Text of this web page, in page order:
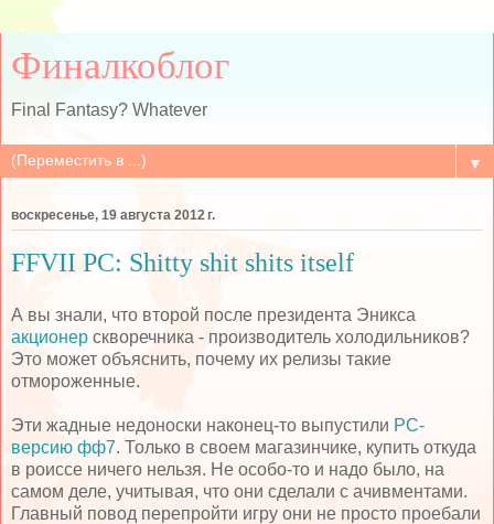
Финалкоблог
Final Fantasy? Whatever
▼
воскресенье, 19 августа 2012 г.
FFVII PC: Shitty shit shits itself
А вы знали, что второй после президента Эникса
акционер скворечника - производитель холодильников?
Это может объяснить, почему их релизы такие
отмороженные.
Эти жадные недоноски наконец-то выпустили РС-
версию фф7. Только в своем магазинчике, купить откуда
в роиссе ничего нельзя. Не особо-то и надо было, на
самом деле, учитывая, что они сделали с ачивментами.
Главный повод перепройти игру они не просто проебали